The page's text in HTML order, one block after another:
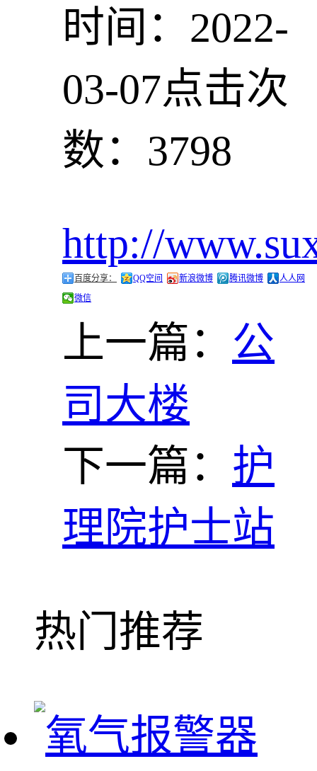
时间：2022-
03-07点击次
数：3798
http://
百度分享： QQ空间 新浪微博 腾讯微博
人人网
微信
上一篇： 公
司大楼
下一篇： 护
理院护士站
热门推荐